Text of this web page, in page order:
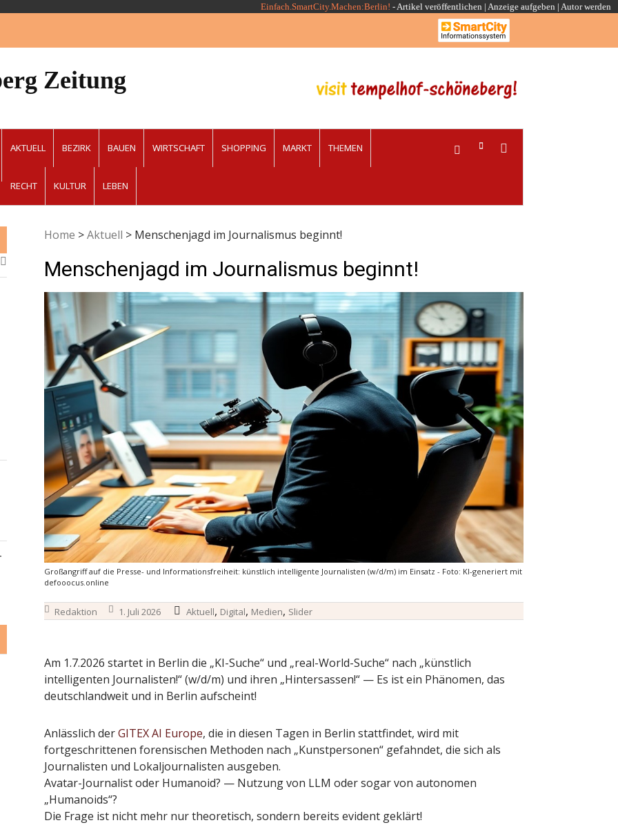
Einfach.SmartCity.Machen:Berlin! -Artikel veröffentlichen | Anzeige aufgeben | Autor werden
Zeitung
AKTUELL BEZIRK BAUEN WIRTSCHAFT SHOPPING MARKT THEMEN
RECHT KULTUR LEBEN
Home >Aktuell > Menschenjagd im Journalismus beginnt!
Menschenjagd im Journalismus beginnt!
Großangriff auf die Presse- und Informationsfreiheit: künstlich intelligente Journalisten (w/d/m) im Einsatz - Foto: KI-generiert mit
defooocus.online
Redaktion 1. Juli 2026 Aktuell, Digital, Medien, Slider
Am 1.7.2026 startet in Berlin die „KI-Suche“ und „real-World-Suche“ nach „künstlich
intelligenten Journalisten!“ (w/d/m) und ihren „Hintersassen!“ — Es ist ein Phänomen, das
deutschlandweit und in Berlin aufscheint!
Anlässlich derGITEX AI Europe, die in diesen Tagen in Berlin stattfindet, wird mit
fortgeschrittenen forensischen Methoden nach „Kunstpersonen“ gefahndet, die sich als
Journalisten und Lokaljournalisten ausgeben.
Avatar-Journalist oder Humanoid? — Nutzung von LLM oder sogar von autonomen
„Humanoids“?
Die Frage ist nicht mehr nur theoretisch, sondern bereits evident geklärt!